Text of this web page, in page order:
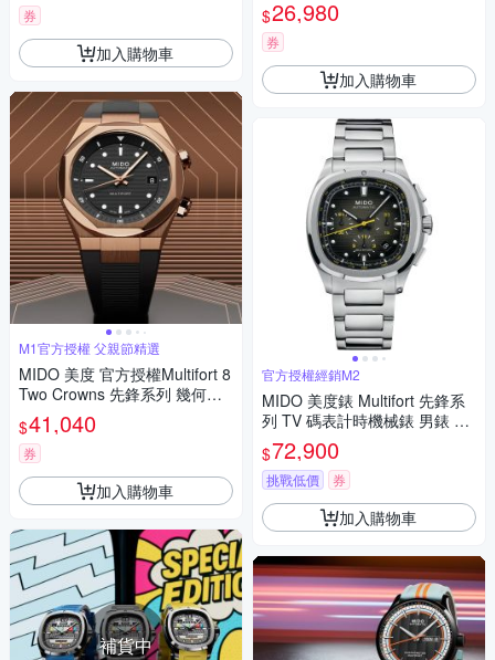
券
加入購物車
M1官方授權 父親節精選
MIDO 美度 官方授權Multifort 8
Two Crowns 先鋒系列 幾何八
角機械錶 寵爸時刻 送禮推薦-
黑x玫瑰金 M0475073705100
$41,040
券
加入購物車
補貨中
寵爸時刻 送禮推薦-黑 M05550
71705100
$26,980
券
加入購物車
官方授權經銷M2
MIDO 美度錶 Multifort 先鋒系
列 TV 碼表計時機械錶 男錶 手
錶-41mm M0495271108100
$72,900
挑戰低價 券
加入購物車